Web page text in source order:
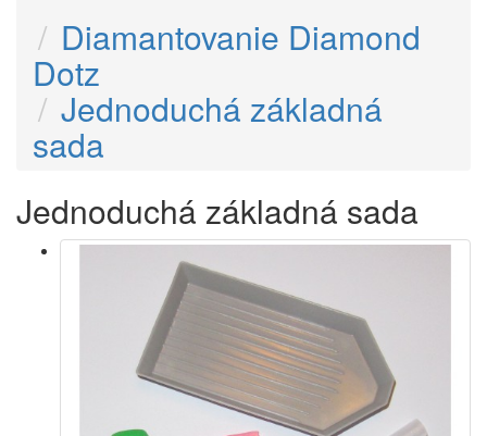
Diamantovanie Diamond
Dotz
Jednoduchá základná
sada
Jednoduchá základná sada